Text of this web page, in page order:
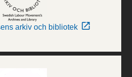
arkiv och bibliotek